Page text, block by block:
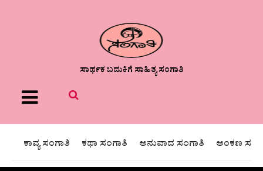
ಸಾರ್ಥಕ ಬದುಕಿಗೆ ಸಾಹಿತ್ಯ ಸಂಗಾತಿ
Menu
ಕಾವ್ಯ ಸಂಗಾತಿ ಕಥಾ ಸಂಗಾತಿ ಅನುವಾದ ಸಂಗಾತಿ ಅಂಕಣ